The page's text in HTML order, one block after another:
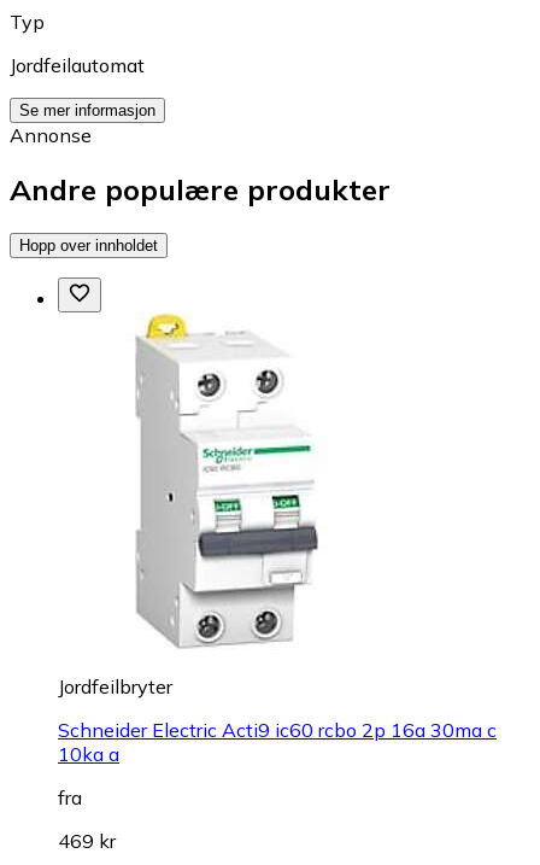
Typ
Jordfeilautomat
Se mer informasjon
Annonse
Andre populære produkter
Hopp over innholdet
Jordfeilbryter
Schneider Electric Acti9 ic60 rcbo 2p 16a 30ma c
10ka a
fra
469 kr